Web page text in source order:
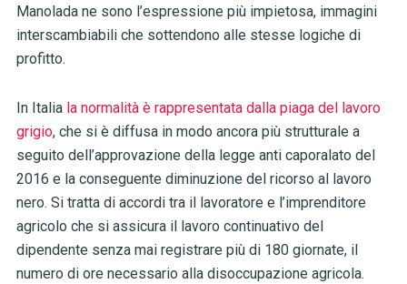
Manolada ne sono l’espressione più impietosa, immagini
interscambiabili che sottendono alle stesse logiche di
profitto.
In Italia la normalità è rappresentata dalla piaga del lavoro
grigio, che si è diffusa in modo ancora più strutturale a
seguito dell’approvazione della legge anti caporalato del
2016 e la conseguente diminuzione del ricorso al lavoro
nero. Si tratta di accordi tra il lavoratore e l’imprenditore
agricolo che si assicura il lavoro continuativo del
dipendente senza mai registrare più di 180 giornate, il
numero di ore necessario alla disoccupazione agricola.